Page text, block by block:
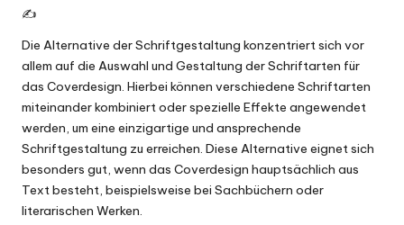
✍️
Die Alternative der Schriftgestaltung konzentriert sich vor
allem auf die Auswahl und Gestaltung der Schriftarten für
das Coverdesign. Hierbei können verschiedene Schriftarten
miteinander kombiniert oder spezielle Effekte angewendet
werden, um eine einzigartige und ansprechende
Schriftgestaltung zu erreichen. Diese Alternative eignet sich
besonders gut, wenn das Coverdesign hauptsächlich aus
Text besteht, beispielsweise bei Sachbüchern oder
literarischen Werken.